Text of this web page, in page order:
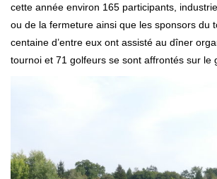
cette année environ 165 participants,
ou de la fermeture ainsi que les sponsors du
centaine d’entre eux ont assisté au dîner
tournoi et 71 golfeurs se sont affrontés sur le